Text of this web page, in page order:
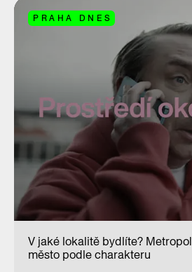
PRAHA DNES
V jaké lokalitě bydlíte?
město podle charakteru